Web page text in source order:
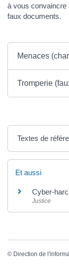
à vous convaincre
faux documents.
Menaces
Tromperie
Textes de
Et aussi
Cyber-
Justice
© Direction de